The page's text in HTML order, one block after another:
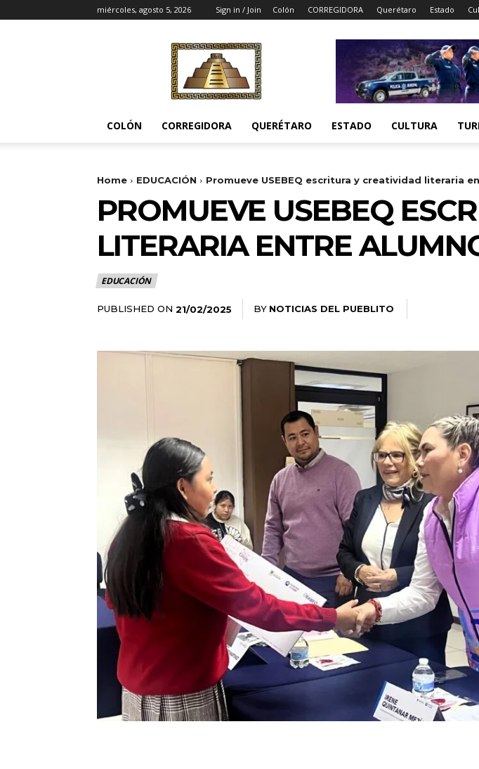
miércoles, agosto 5, 2026 Sign in / Join Colón CORREGIDORA Querétaro Estado
Noticias
del
Pueblito
COLÓN CORREGIDORA QUERÉTARO ESTADO CULTURA
Home EDUCACIÓN Promueve USEBEQ escritura y creatividad literaria
PROMUEVE USEBEQ
LITERARIA ENTRE
EDUCACIÓN
PUBLISHED ON 21/02/2025 BY NOTICIAS DEL PUEBLITO